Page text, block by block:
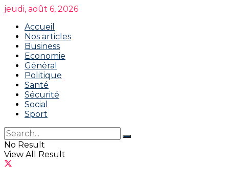
jeudi, août 6, 2026
Accueil
Nos articles
Business
Economie
Général
Politique
Santé
Sécurité
Social
Sport
No Result
View All Result